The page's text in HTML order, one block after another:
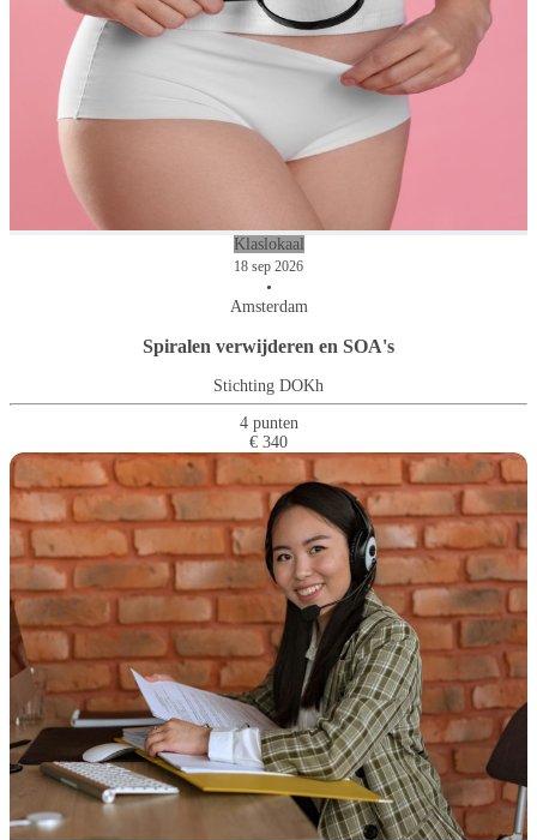
Klaslokaal
18 sep 2026
•
Amsterdam
Spiralen verwijderen en SOA's
Stichting DOKh
4 punten
€ 340